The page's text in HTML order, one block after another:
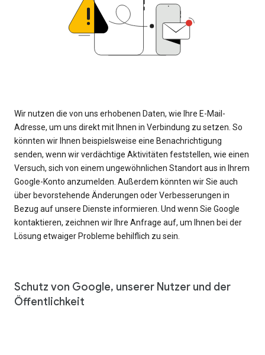
Wir nutzen die von uns erhobenen Daten, wie Ihre E-Mail-
Adresse, um uns direkt mit Ihnen in Verbindung zu setzen. So
könnten wir Ihnen beispielsweise eine Benachrichtigung
senden, wenn wir verdächtige Aktivitäten feststellen, wie einen
Versuch, sich von einem ungewöhnlichen Standort aus in Ihrem
Google-Konto anzumelden. Außerdem könnten wir Sie auch
über bevorstehende Änderungen oder Verbesserungen in
Bezug auf unsere Dienste informieren. Und wenn Sie Google
kontaktieren, zeichnen wir Ihre Anfrage auf, um Ihnen bei der
Lösung etwaiger Probleme behilflich zu sein.
Schutz von Google, unserer Nutzer und der
Öffentlichkeit